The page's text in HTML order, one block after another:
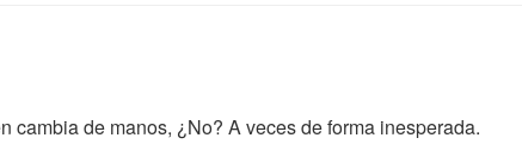
cambia de manos, ¿No? A veces de forma inesperada.